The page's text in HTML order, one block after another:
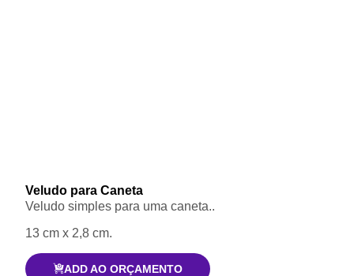
Veludo para Caneta
Veludo simples para uma caneta..
13 cm x 2,8 cm.
ADD AO ORÇAMENTO